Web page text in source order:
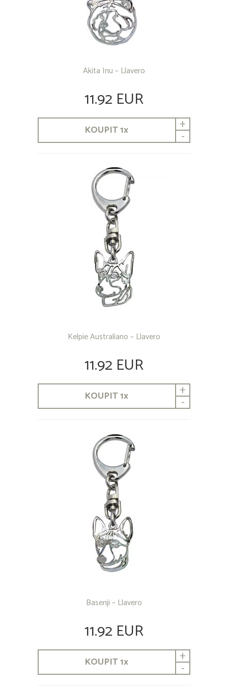
Akita Inu – Llavero
11.92 EUR
KOUPIT1x +
-
Kelpie Australiano – Llavero
11.92 EUR
KOUPIT1x +
-
Basenji – Llavero
11.92 EUR
KOUPIT1x +
-